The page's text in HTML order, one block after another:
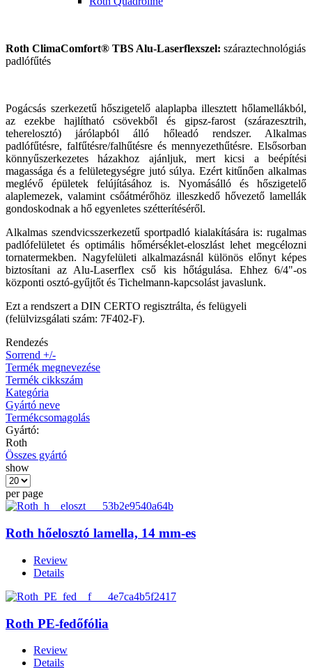
Roth ClimaComfort® TBS Alu-Laserflexszel: száraztechnológiás
padlófűtés
Pogácsás szerkezetű hőszigetelő alaplapba illesztett hőlamellákból,
az ezekbe hajlítható csövekből és gipsz-farost (szárazesztrih,
teherelosztó) járólapból álló hőleadó rendszer. Alkalmas
padlófűtésre, falfűtésre/falhűtésre és mennyezethűtésre. Elsősorban
könnyűszerkezetes házakhoz ajánljuk, mert kicsi a beépítési
magassága és a felületegységre jutó súlya. Ezért kitűnően alkalmas
meglévő épületek felújításához is. Nyomásálló és hőszigetelő
alaplemezek, valamint csőátmérőhöz illeszkedő hővezető lamellák
gondoskodnak a hő egyenletes szétterítéséről.
Alkalmas szendvicsszerkezetű sportpadló kialakítására is: rugalmas
padlófelületet és optimális hőmérséklet-eloszlást lehet megcélozni
tornatermekben. Nagyfelületi alkalmazásnál különös előnyt képes
biztosítani az Alu-Laserflex cső kis hőtágulása. Ehhez 6/4"-os
központi osztó-gyűjtőt és Tichelmann-kapcsolást javaslunk.
Ezt a rendszert a DIN CERTO regisztrálta, és felügyeli
(felülvizsgálati szám: 7F402-F).
Rendezés
Sorrend +/-
Termék megnevezése
Termék cikkszám
Kategória
Gyártó neve
Termékcsomagolás
Gyártó:
Roth
Összes gyártó
show
per page
Roth hőelosztó lamella, 14 mm-es
Review
Details
Roth PE-fedőfólia
Review
Details